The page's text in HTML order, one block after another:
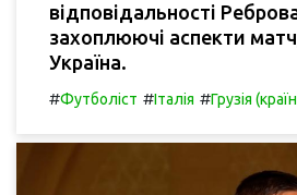
відповідальності
захоплюючі аспекти
Україна.
#Футболіст #Італія #Грузія